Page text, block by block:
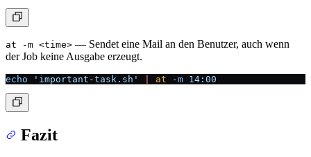
at -m <time> — Sendet eine Mail an den Benutzer, auch wenn
der Job keine Ausgabe erzeugt.
echo 'important-task.sh' at -m 14:00
Fazit